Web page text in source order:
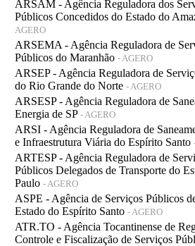
ARSAM - Agência Reguladora dos
Públicos Concedidos do Estado do
AGERO
ARSEMA - Agência Reguladora de
Públicos do Maranhão - AGERO
ARSEP - Agência Reguladora de
do Rio Grande do Norte - AGERO
ARSESP - Agência Reguladora de
Energia de SP - AGERO
ARSI - Agência Reguladora de
e Infraestrutura Viária do Espírito Santo
ARTESP - Agência Reguladora de
Públicos Delegados de Transporte do
Paulo - AGERO
ASPE - Agência de Serviços Públicos
Estado do Espírito Santo - AGERO
ATR.TO - Agência Tocantinense de
Controle e Fiscalização de Serviços